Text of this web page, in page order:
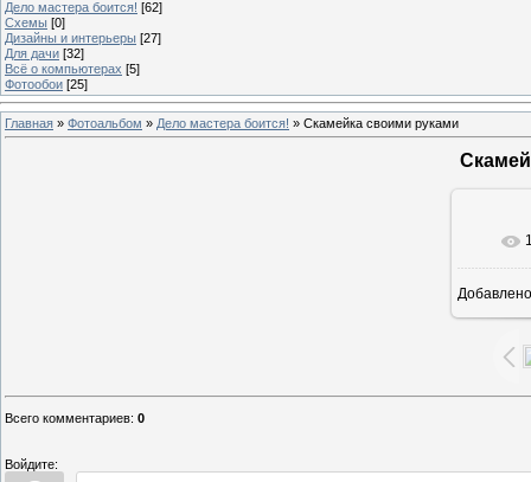
Дело мастера боится! [62]
Схемы [0]
Дизайны и интерьеры [27]
Для дачи [32]
Всё о компьютерах [5]
Фотообои [25]
Главная » Фотоальбом » Дело мастера боится! » Скамейка своими руками
Добавлено
Всего комментариев: 0
Войдите: